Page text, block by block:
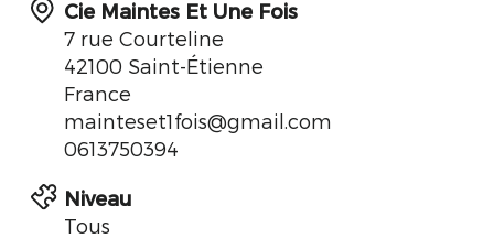
Cie Maintes Et Une Fois
7 rue Courteline
42100 Saint-Étienne
France
mainteset1fois@gmail.com
0613750394
Niveau
Tous